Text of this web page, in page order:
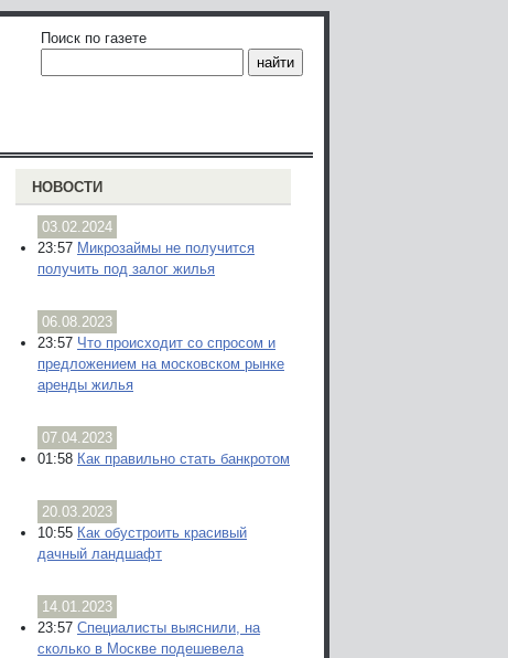
Поиск по газете
НОВОСТИ
03.02.2024
23:57 Микрозаймы не получится
получить под залог жилья
06.08.2023
23:57 Что происходит со спросом и
предложением на московском рынке
аренды жилья
07.04.2023
01:58 Как правильно стать банкротом
20.03.2023
10:55 Как обустроить красивый
дачный ландшафт
14.01.2023
23:57 Специалисты выяснили, на
сколько в Москве подешевела